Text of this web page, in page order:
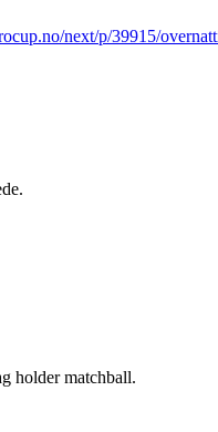
next/p/39915/
holder matchball.